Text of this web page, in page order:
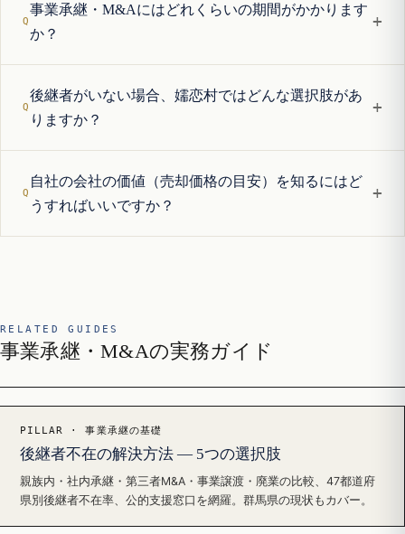
事業承継・M&Aにはどれくらいの期間がかかります
か？
+
後継者がいない場合、嬬恋村ではどんな選択肢があ
りますか？
+
自社の会社の価値（売却価格の目安）を知るにはど
うすればいいですか？
+
RELATED GUIDES
事業承継・M&Aの実務ガイド
PILLAR · 事業承継の基礎
後継者不在の解決方法 — 5つの選択肢
親族内・社内承継・第三者M&A・事業譲渡・廃業の比較、47都道府
県別後継者不在率、公的支援窓口を網羅。群馬県の現状もカバー。